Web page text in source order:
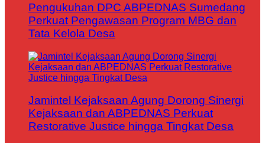
Pengukuhan DPC ABPEDNAS Sumedang
Perkuat Pengawasan Program MBG dan
Tata Kelola Desa
Jamintel Kejaksaan Agung Dorong Sinergi
Kejaksaan dan ABPEDNAS Perkuat
Restorative Justice hingga Tingkat Desa